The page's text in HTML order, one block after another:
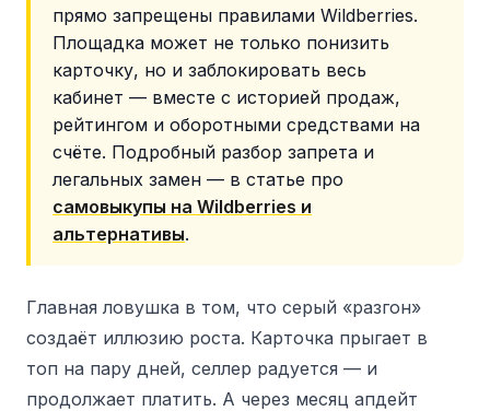
прямо запрещены правилами Wildberries.
Площадка может не только понизить
карточку, но и заблокировать весь
кабинет — вместе с историей продаж,
рейтингом и оборотными средствами на
счёте. Подробный разбор запрета и
легальных замен — в статье про
самовыкупы на Wildberries и
альтернативы.
Главная ловушка в том, что серый «разгон»
создаёт иллюзию роста. Карточка прыгает в
топ на пару дней, селлер радуется — и
продолжает платить. А через месяц апдейт